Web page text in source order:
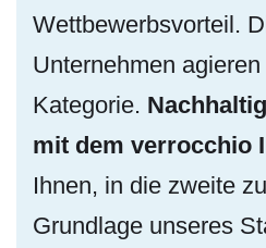
Wettbewerbsvorteil.
Unternehmen
Kategorie.
mit dem verrocchio
Ihnen, in die zweite
Grundlage unseres